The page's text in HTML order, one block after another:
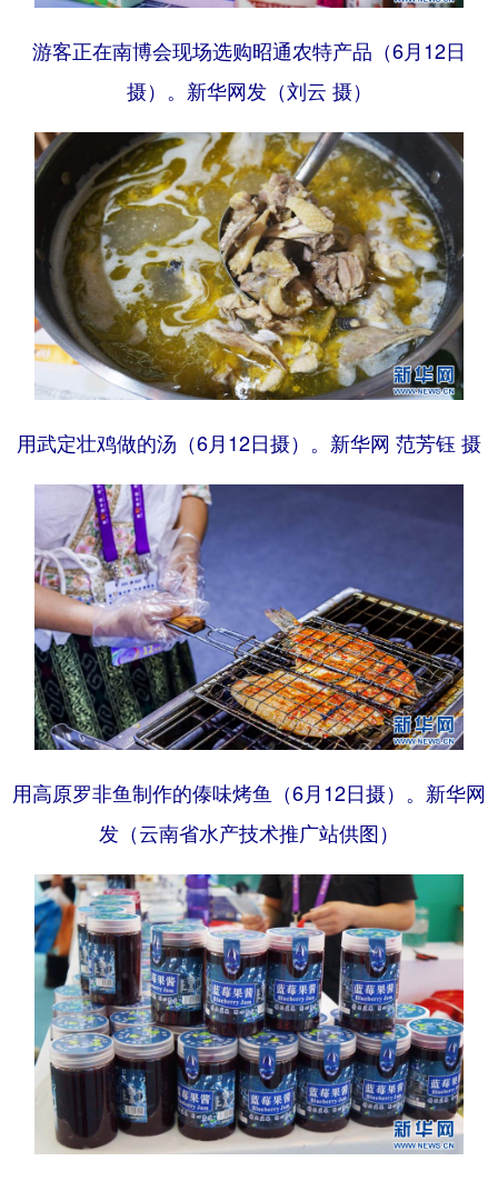
游客正在南博会现场选购昭通农特产品（6月12日
摄）。新华网发（刘云 摄）
用武定壮鸡做的汤（6月12日摄）。新华网 范芳钰 摄
用高原罗非鱼制作的傣味烤鱼（6月12日摄）。新华网
发（云南省水产技术推广站供图）